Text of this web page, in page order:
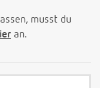
musst du
an.